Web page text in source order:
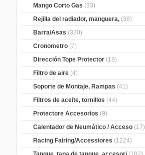
Mango Corto Gas (33)
Rejilla del radiador, manguera, (38)
Barra/Asas (330)
Cronometro (7)
Dirección Tope Protector (18)
Filtro de aire (4)
Soporte de Montaje, Rampas (41)
Filtros de aceite, tornillos (44)
Protectore Accesorios (9)
Calentador de Neumático / Acceso (17)
Racing Fairing/Accessiores (1224)